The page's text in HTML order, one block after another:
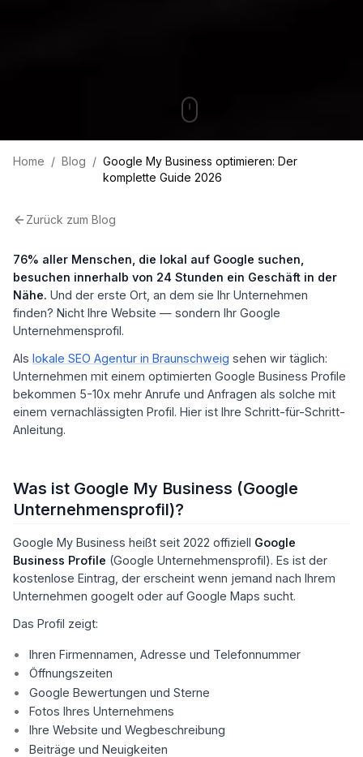
Home / Blog / Google My Business optimieren: Der
komplette Guide 2026
Zurück zum Blog
76% aller Menschen, die lokal auf Google suchen,
besuchen innerhalb von 24 Stunden ein Geschäft in der
Nähe. Und der erste Ort, an dem sie Ihr Unternehmen
finden? Nicht Ihre Website — sondern Ihr Google
Unternehmensprofil.
Als lokale SEO Agentur in Braunschweig sehen wir täglich:
Unternehmen mit einem optimierten Google Business Profile
bekommen 5-10x mehr Anrufe und Anfragen als solche mit
einem vernachlässigten Profil. Hier ist Ihre Schritt-für-Schritt-
Anleitung.
Was ist Google My Business (Google
Unternehmensprofil)?
Google My Business heißt seit 2022 offiziell Google
Business Profile (Google Unternehmensprofil). Es ist der
kostenlose Eintrag, der erscheint wenn jemand nach Ihrem
Unternehmen googelt oder auf Google Maps sucht.
Das Profil zeigt:
Ihren Firmennamen, Adresse und Telefonnummer
Öffnungszeiten
Google Bewertungen und Sterne
Fotos Ihres Unternehmens
Ihre Website und Wegbeschreibung
Beiträge und Neuigkeiten